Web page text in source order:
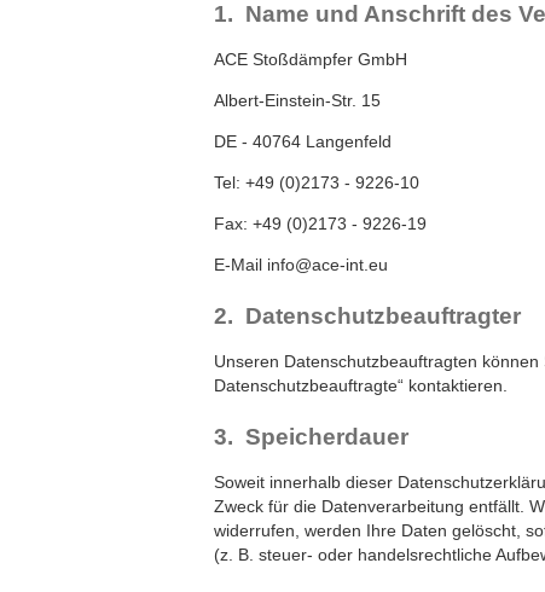
1. Name und Anschrift des
ACE Stoßdämpfer GmbH
Albert-Einstein-Str. 15
DE - 40764 Langenfeld
Tel: +49 (0)2173 - 9226-10
Fax: +49 (0)2173 - 9226-19
E-Mail info@ace-int.eu
2. Datenschutzbeauftragter
Unseren Datenschutzbeauftragten
Datenschutzbeauftragte“ kontaktieren.
3. Speicherdauer
Soweit innerhalb dieser
Zweck für die Datenverarbeitung entfällt.
widerrufen, werden Ihre Daten gelöscht,
(z. B. steuer- oder handelsrechtliche